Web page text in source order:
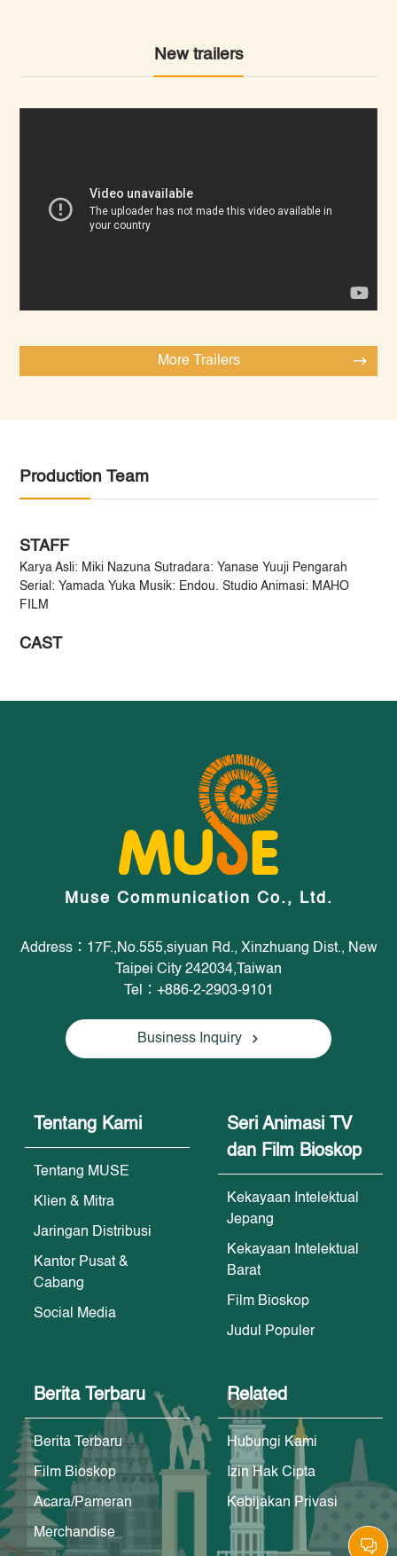
New trailers
More Trailers
Production Team
STAFF
Karya Asli: Miki Nazuna Sutradara: Yanase Yuuji Pengarah
Serial: Yamada Yuka Musik: Endou. Studio Animasi: MAHO
FILM
CAST
Muse Communication Co., Ltd.
Address：17F.,No.555,siyuan Rd., Xinzhuang Dist., New
Taipei City 242034,Taiwan
Tel：+886-2-2903-9101
Business Inquiry
Tentang Kami
Tentang MUSE
Klien & Mitra
Jaringan Distribusi
Kantor Pusat &
Cabang
Social Media
Seri Animasi TV
dan Film Bioskop
Kekayaan Intelektual
Jepang
Kekayaan Intelektual
Barat
Film Bioskop
Judul Populer
Berita Terbaru
Berita Terbaru
Film Bioskop
Acara/Pameran
Merchandise
Related
Hubungi Kami
Izin Hak Cipta
Kebijakan Privasi